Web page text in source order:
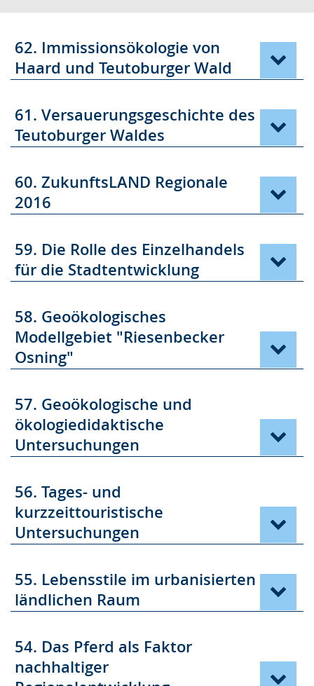
62. Immissionsökologie von
Haard und Teutoburger Wald
61. Versauerungsgeschichte des
Teutoburger Waldes
60. ZukunftsLAND Regionale
2016
59. Die Rolle des Einzelhandels
für die Stadtentwicklung
58. Geoökologisches
Modellgebiet "Riesenbecker
Osning"
57. Geoökologische und
ökologiedidaktische
Untersuchungen
56. Tages- und
kurzzeittouristische
Untersuchungen
55. Lebensstile im urbanisierten
ländlichen Raum
54. Das Pferd als Faktor
nachhaltiger